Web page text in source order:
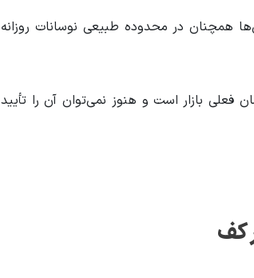
میزان لیکوییدیشن‌ها همچنان در محدوده طبیعی نوسانات روزانه
فعلی بازار است و هنوز نمی‌توان آن را تأیید
کف